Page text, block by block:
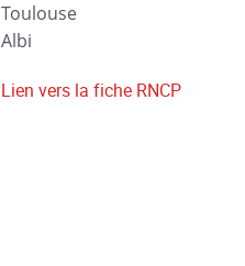
Toulouse
Albi
Lien vers la fiche RNCP